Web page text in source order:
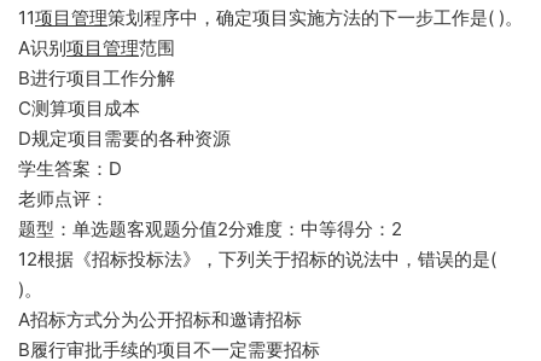
11项目管理策划程序中，确定项目实施方法的下一步工作是( )。
A识别项目管理范围
B进行项目工作分解
C测算项目成本
D规定项目需要的各种资源
学生答案：D
老师点评：
题型：单选题客观题分值2分难度：中等得分：2
12根据《招标投标法》，下列关于招标的说法中，错误的是(
)。
A招标方式分为公开招标和邀请招标
B履行审批手续的项目不一定需要招标